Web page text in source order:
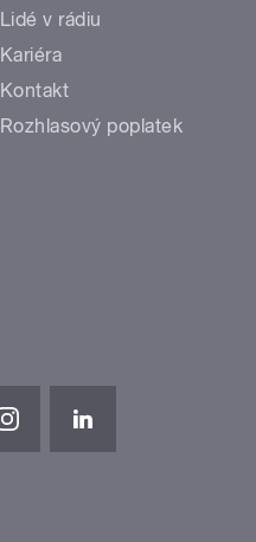
Lidé v rádiu
Kariéra
Kontakt
Rozhlasový poplatek